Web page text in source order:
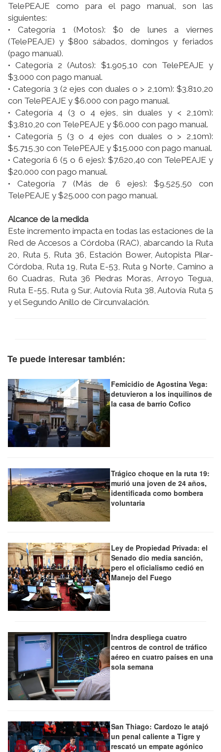
TelePEAJE como para el pago manual, son las
siguientes:
• Categoría 1 (Motos): $0 de lunes a viernes
(TelePEAJE) y $800 sábados, domingos y feriados
(pago manual).
• Categoría 2 (Autos): $1.905,10 con TelePEAJE y
$3.000 con pago manual.
• Categoría 3 (2 ejes con duales o > 2,10m): $3.810,20
con TelePEAJE y $6.000 con pago manual.
• Categoría 4 (3 o 4 ejes, sin duales y < 2,10m):
$3.810,20 con TelePEAJE y $6.000 con pago manual.
• Categoría 5 (3 o 4 ejes con duales o > 2,10m):
$5.715,30 con TelePEAJE y $15.000 con pago manual.
• Categoría 6 (5 o 6 ejes): $7.620,40 con TelePEAJE y
$20.000 con pago manual.
• Categoría 7 (Más de 6 ejes): $9.525,50 con
TelePEAJE y $25.000 con pago manual.
Alcance de la medida
Este incremento impacta en todas las estaciones de la
Red de Accesos a Córdoba (RAC), abarcando la Ruta
20, Ruta 5, Ruta 36, Estación Bower, Autopista Pilar-
Córdoba, Ruta 19, Ruta E-53, Ruta 9 Norte, Camino a
60 Cuadras, Ruta 36 Piedras Moras, Arroyo Tegua,
Ruta E-55, Ruta 9 Sur, Autovía Ruta 38, Autovía Ruta 5
y el Segundo Anillo de Circunvalación.
Te puede interesar también:
Femicidio de Agostina Vega:
detuvieron a los inquilinos de
la casa de barrio Cofico
Trágico choque en la ruta 19:
murió una joven de 24 años,
identificada como bombera
voluntaria
Ley de Propiedad Privada: el
Senado dio media sanción,
pero el oficialismo cedió en
Manejo del Fuego
Indra despliega cuatro
centros de control de tráfico
aéreo en cuatro países en una
sola semana
San Thiago: Cardozo le atajó
un penal caliente a Tigre y
rescató un empate agónico